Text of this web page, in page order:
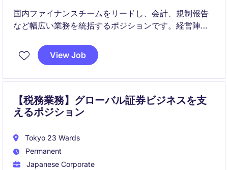
国内ファイナンスチームをリードし、会計、規制報告
など幅広い業務を統括するポジションです。経営陣の
業務改善を推進しながら、日本法人および支店の安定
運営を支えていただきます。
View Job
【税務業務】グローバル証券ビジネスを支
えるポジション
Tokyo 23 Wards
Permanent
Japanese Corporate